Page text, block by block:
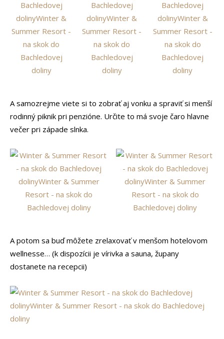
A samozrejme viete si to zobrať aj vonku a spraviť si menší
rodinný piknik pri penzióne. Určite to má svoje čaro hlavne
večer pri západe slnka.
A potom sa buď môžete zrelaxovať v menšom hotelovom
wellnesse… (k dispozícii je vírivka a sauna, župany
dostanete na recepcii)